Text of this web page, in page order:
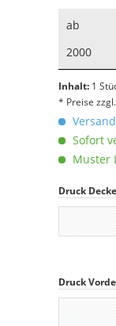
ab
2000
Inhalt: 1
* Preise
Sofort
Muster
Druck
Druck